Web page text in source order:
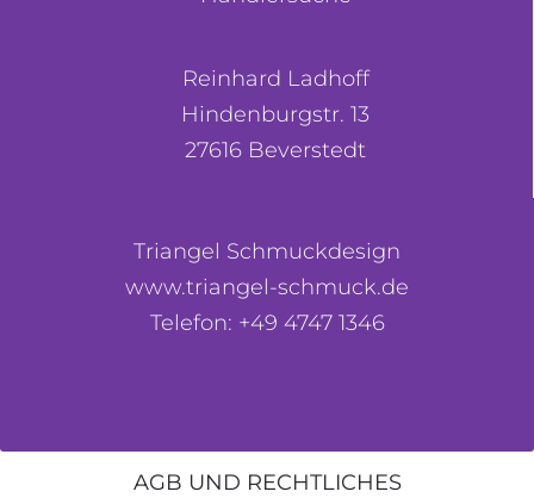
Reinhard Ladhoff
Hindenburgstr. 13
27616 Beverstedt
Triangel Schmuckdesign
www.triangel-schmuck.de
Telefon: +49 4747 1346
AGB UND RECHTLICHES